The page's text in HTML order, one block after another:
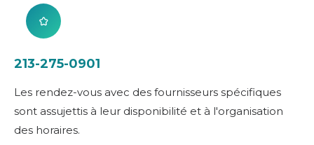
213-275-0901
Les rendez-vous avec des fournisseurs spécifiques
sont assujettis à leur disponibilité et à l'organisation
des horaires.